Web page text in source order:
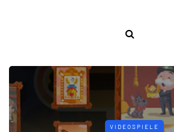
VIDEOSPIELE